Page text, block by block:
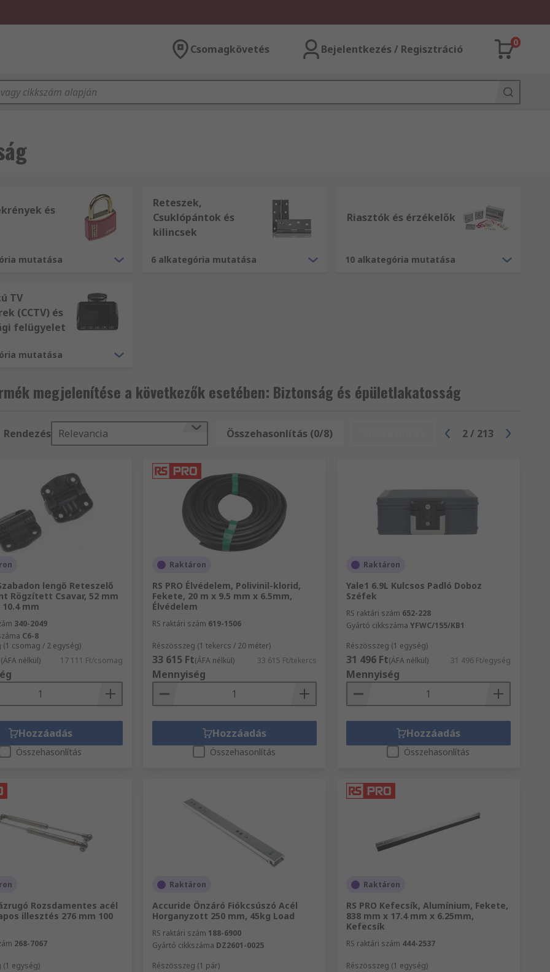
Csomagkövetés Bejelentkezés / Regisztráció
0
és
mutatása
Reteszek,
Csuklópántok és
kilincsek
6 alkategória mutatása
Riasztók és érzékelők
10 alkategória mutatása
TV
(CCTV) és
felügyelet
mutatása
megjelenítése a következők esetében: Biztonság és épületlakatosság
Rendezés Relevancia Összehasonlítás (0/8) 2/ 213
lengő Reteszelő
Rögzített Csavar, 52 mm
mm
340-2049
C6-8
(1 csomag / 2 egység)
(ÁFA nélkül) 17 111 Ft/csomag
Hozzáadás
Összehasonlítás
Raktáron
RS PRO Élvédelem, Polivinil-klorid,
Fekete, 20 m x 9.5 mm x 6.5mm,
Élvédelem
RS raktári szám 619-1506
Részösszeg (1 tekercs / 20 méter)
33 615 Ft(ÁFA nélkül) 33 615 Ft/tekercs
Mennyiség
Hozzáadás
Összehasonlítás
Raktáron
Yale1 6.9L Kulcsos Padló Doboz
Széfek
RS raktári szám 652-228
Gyártó cikkszáma YFWC/155/KB1
Részösszeg (1 egység)
31 496 Ft(ÁFA nélkül) 31 496 Ft/egység
Mennyiség
Hozzáadás
Összehasonlítás
Rozsdamentes acél
illesztés 276 mm 100
268-7067
(1 egység)
Raktáron
Accuride Önzáró Fiókcsúszó Acél
Horganyzott 250 mm, 45kg Load
RS raktári szám 188-6900
Gyártó cikkszáma DZ2601-0025
Részösszeg (1 pár)
Raktáron
RS PRO Kefecsík, Alumínium, Fekete,
838 mm x 17.4 mm x 6.25mm,
Kefecsík
RS raktári szám 444-2537
Részösszeg (1 egység)